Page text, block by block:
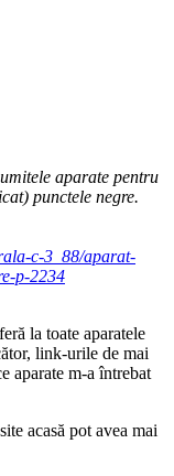
aparate pentru
punctele negre.
c-3_88/aparat-
p-2234
la toate aparatele
link-urile de mai
aparate m-a întrebat
acasă pot avea mai